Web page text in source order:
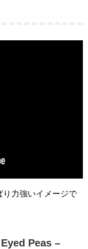
り力強いイメージで
Peas –